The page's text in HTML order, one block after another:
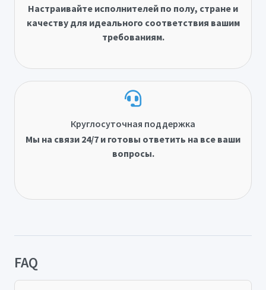
Настраивайте исполнителей по полу, стране и
качеству для идеального соответствия вашим
требованиям.
Круглосуточная поддержка
Мы на связи 24/7 и готовы ответить на все ваши
вопросы.
FAQ